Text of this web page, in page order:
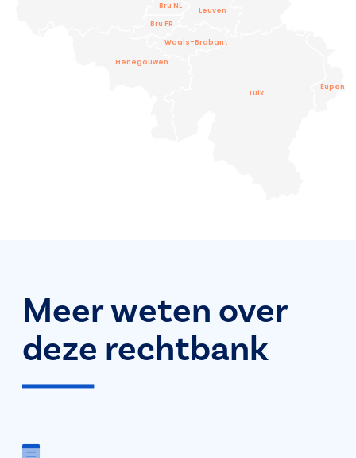
Leuven
Bru NL
Bru FR
Waals-Brabant
Henegouwen
Luik
Eupen
Meer weten over
deze rechtbank